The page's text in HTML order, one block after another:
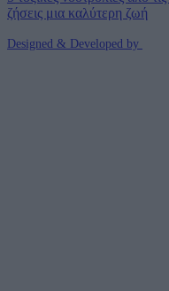
ζήσεις μια καλύτερη ζωή
Designed & Developed by